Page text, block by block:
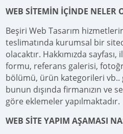
WEB SİTEMİN İÇİNDE NELER
Beşiri Web Tasarım
teslimatında kurumsal bir
olacaktır. Hakkımızda
formu, referans galerisi,
bölümü, ürün kategorileri
bunun dışında firmanızın ve
göre eklemeler yapılmaktadır.
WEB SİTE YAPIM AŞAMASI